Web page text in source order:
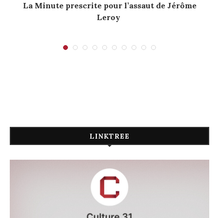
La Minute prescrite pour l’assaut de Jérôme
Leroy
LINKTREE